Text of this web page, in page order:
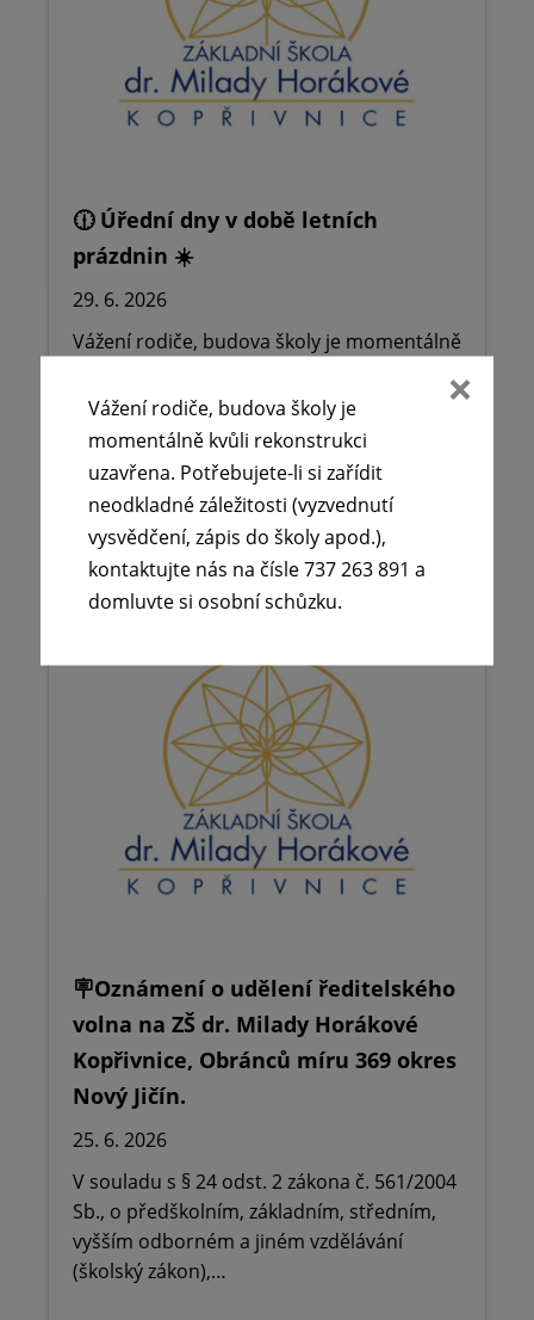
🕧 Úřední dny v době letních
prázdnin ☀️
29. 6. 2026
Vážení rodiče, budova školy je momentálně
si zařídit neodkladné záležitosti
(vyzvednutí…
Číst více
🪧Oznámení o udělení ředitelského
volna na ZŠ dr. Milady Horákové
Kopřivnice, Obránců míru 369 okres
Nový Jičín.
25. 6. 2026
V souladu s § 24 odst. 2 zákona č. 561/2004
Sb., o předškolním, základním, středním,
vyšším odborném a jiném vzdělávání
(školský zákon),…
Vážení rodiče, budova školy je
momentálně kvůli rekonstrukci
uzavřena. Potřebujete-li si zařídit
neodkladné záležitosti (vyzvednutí
vysvědčení, zápis do školy apod.),
kontaktujte nás na čísle 737 263 891 a
domluvte si osobní schůzku.